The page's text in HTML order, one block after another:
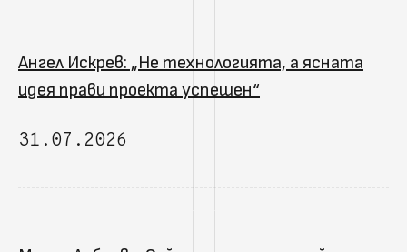
Ангел Искрев: „Не технологията, а ясната
идея прави проекта успешен“
31.07.2026